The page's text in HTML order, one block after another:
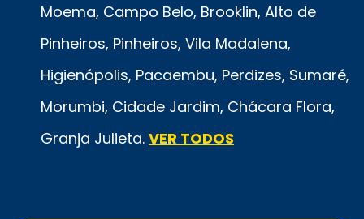
Moema, Campo Belo, Brooklin, Alto de
Pinheiros, Pinheiros, Vila Madalena,
Higienópolis, Pacaembu, Perdizes, Sumaré,
Morumbi, Cidade Jardim, Chácara Flora,
Granja Julieta. VER TODOS